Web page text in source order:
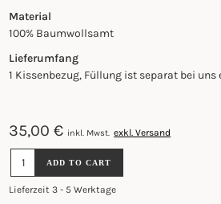
35,00€ inkl. Mwst. exkl. Versand
Lieferzeit 3 - 5 Werktage
SAMTKISSEN
33
X
ADD TO CART
Material
100% Baumwollsamt
Lieferumfang
1 Kissenbezug, Füllung ist separat bei